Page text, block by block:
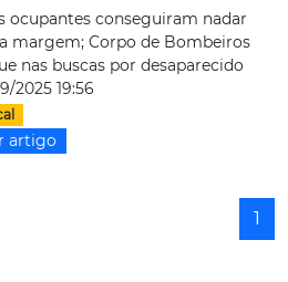
ocupantes conseguiram nadar
margem; Corpo de Bombeiros
nas buscas por desaparecido
2025 19:56
artigo
1